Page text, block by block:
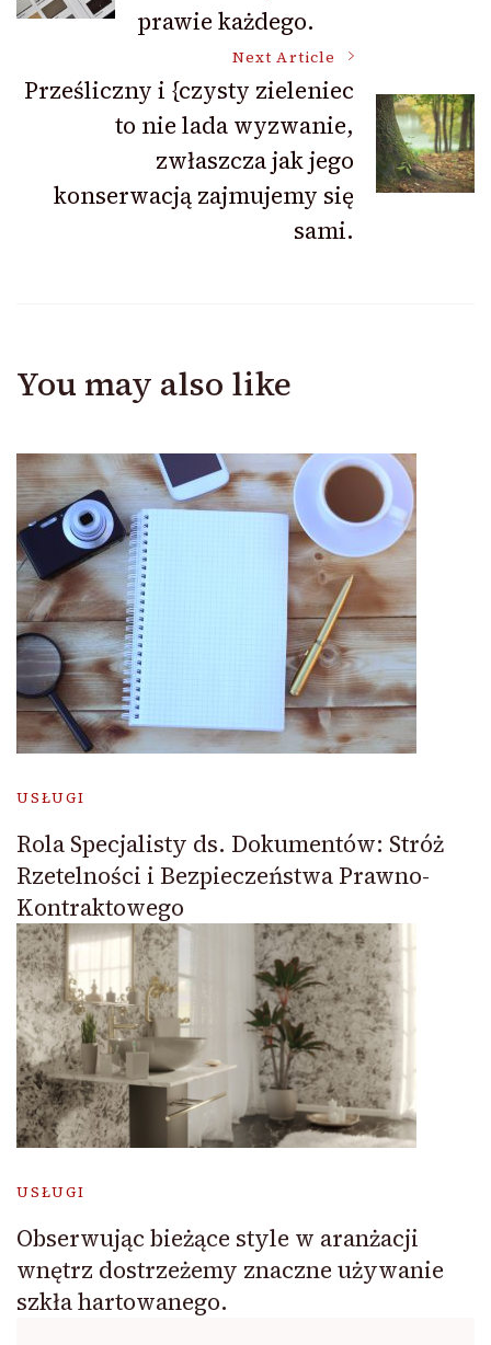
prawie każdego.
Next Article
Prześliczny i {czysty zieleniec
to nie lada wyzwanie,
zwłaszcza jak jego
konserwacją zajmujemy się
sami.
You may also like
USŁUGI
Rola Specjalisty ds. Dokumentów: Stróż
Rzetelności i Bezpieczeństwa Prawno-
Kontraktowego
USŁUGI
Obserwując bieżące style w aranżacji
wnętrz dostrzeżemy znaczne używanie
szkła hartowanego.